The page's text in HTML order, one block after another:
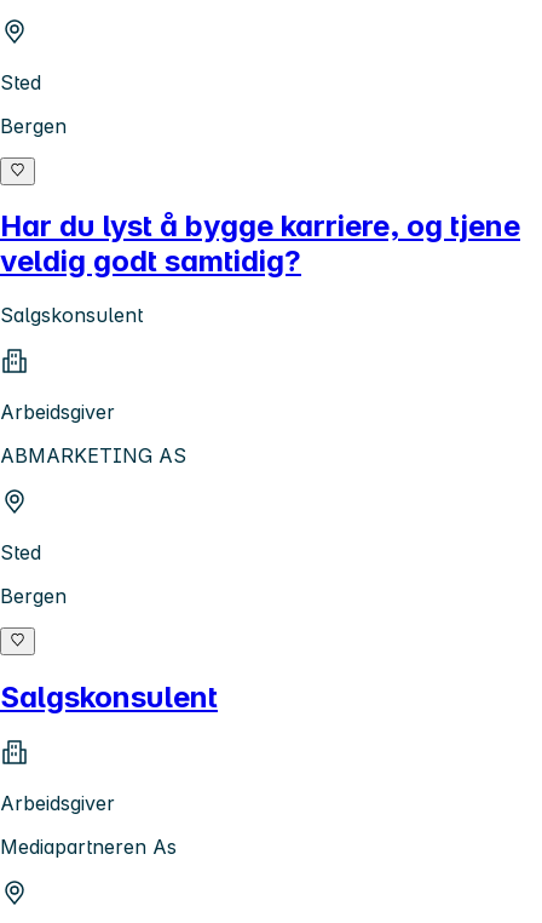
Sted
Bergen
Har du lyst å bygge karriere, og tjene
veldig godt samtidig?
Salgskonsulent
Arbeidsgiver
ABMARKETING AS
Sted
Bergen
Salgskonsulent
Arbeidsgiver
Mediapartneren As